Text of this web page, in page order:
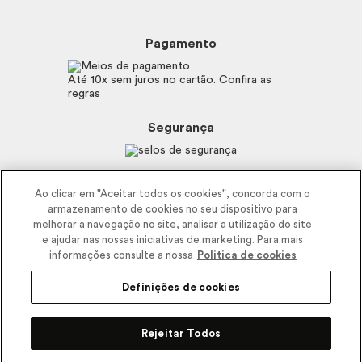
Código de defesa do consumidor
Trabalhe com a gente
Recomendações Covid19
Fale Conosco
E-mail
Pagamento
Até 10x sem juros no cartão. Confira as
regras
Segurança
CEP 11900-000 | CNPJ/MF 11.137.051/0406-41 IE 574.066.180.111
Ao clicar em "Aceitar todos os cookies", concorda com o
armazenamento de cookies no seu dispositivo para
melhorar a navegação no site, analisar a utilização do site
e ajudar nas nossas iniciativas de marketing. Para mais
informações consulte a nossa
Politica de cookies
Definições de cookies
Rejeitar Todos